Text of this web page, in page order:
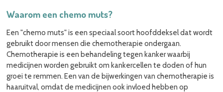
Waarom een chemo muts?
Een "chemo muts" is een speciaal soort hoofddeksel dat wordt
gebruikt door mensen die chemotherapie ondergaan.
Chemotherapie is een behandeling tegen kanker waarbij
medicijnen worden gebruikt om kankercellen te doden of hun
groei te remmen. Een van de bijwerkingen van chemotherapie is
haaruitval, omdat de medicijnen ook invloed hebben op